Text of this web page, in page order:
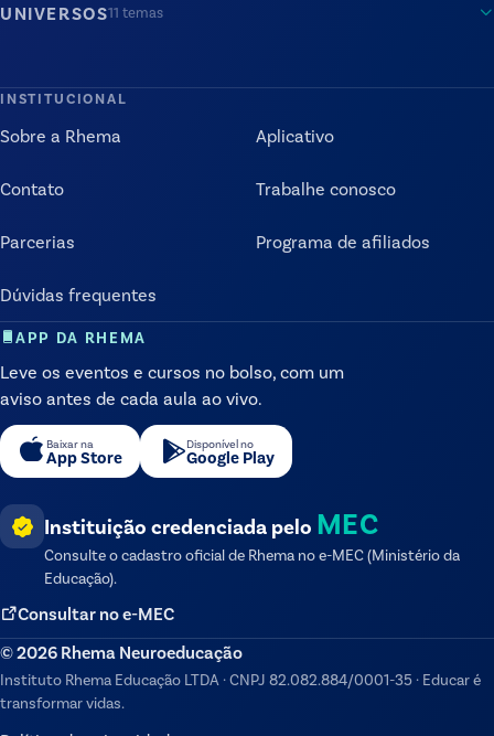
UNIVERSOS11 temas
INSTITUCIONAL
Sobre a Rhema Aplicativo
Contato Trabalhe conosco
Parcerias Programa de afiliados
Dúvidas frequentes
APP DA RHEMA
Leve os eventos e cursos no bolso, com um
aviso antes de cada aula ao vivo.
Baixar na
App Store
Disponível no
Google Play
Instituição credenciada pelo MEC
Consulte o cadastro oficial de Rhema no e-MEC (Ministério da
Educação).
Consultar no e-MEC
©2026 Rhema Neuroeducação
Instituto Rhema Educação LTDA ·CNPJ 82.082.884/0001-35 · Educar é
transformar vidas.